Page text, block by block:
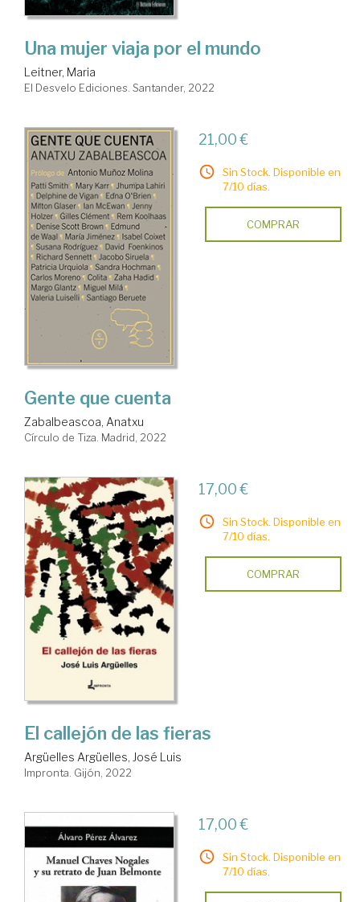
Una mujer viaja por el mundo
Leitner, Maria
El Desvelo Ediciones. Santander, 2022
21,00 €
Sin Stock. Disponible en
7/10 días.
COMPRAR
Gente que cuenta
Zabalbeascoa, Anatxu
Círculo de Tiza. Madrid, 2022
17,00 €
Sin Stock. Disponible en
7/10 días.
COMPRAR
El callejón de las fieras
Argüelles Argüelles, José Luis
Impronta. Gijón, 2022
17,00 €
Sin Stock. Disponible en
7/10 días.